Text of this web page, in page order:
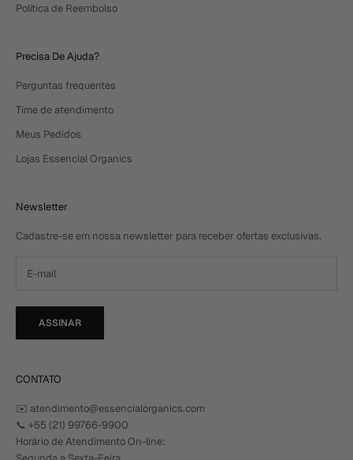
Política de Reembolso
Precisa De Ajuda?
Perguntas frequentes
Time de atendimento
Meus Pedidos
Lojas Essencial Organics
Newsletter
Cadastre-se em nossa newsletter para receber ofertas exclusivas.
ASSINAR
CONTATO
✉️ atendimento@essencialorganics.com
📞 +55 (21) 99766-9900
Horário de Atendimento On-line: